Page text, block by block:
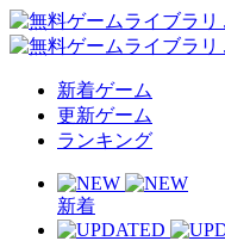
新着ゲーム
更新ゲーム
ランキング
新着